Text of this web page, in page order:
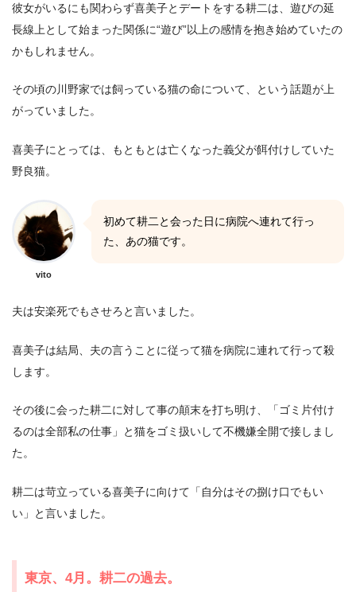
彼女がいるにも関わらず喜美子とデートをする耕二は、遊びの延
長線上として始まった関係に“遊び”以上の感情を抱き始めていたの
かもしれません。
その頃の川野家では飼っている猫の命について、という話題が上
がっていました。
喜美子にとっては、もともとは亡くなった義父が餌付けしていた
野良猫。
vito
初めて耕二と会った日に病院へ連れて行っ
た、あの猫です。
夫は安楽死でもさせろと言いました。
喜美子は結局、夫の言うことに従って猫を病院に連れて行って殺
します。
その後に会った耕二に対して事の顛末を打ち明け、「ゴミ片付け
るのは全部私の仕事」と猫をゴミ扱いして不機嫌全開で接しまし
た。
耕二は苛立っている喜美子に向けて「自分はその捌け口でもい
い」と言いました。
東京、4月。耕二の過去。